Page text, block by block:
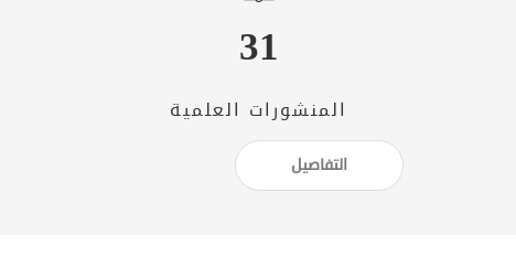
31
المنشورات العلمية
التفاصيل